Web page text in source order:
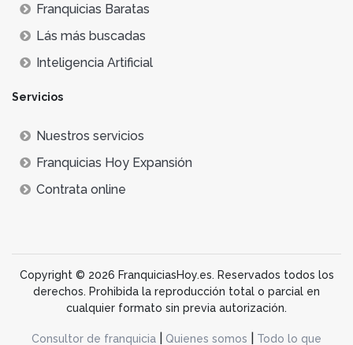
Franquicias Baratas
Lás más buscadas
Inteligencia Artificial
Servicios
Nuestros servicios
Franquicias Hoy Expansión
Contrata online
Copyright © 2026 FranquiciasHoy.es. Reservados todos los
derechos. Prohibida la reproducción total o parcial en
cualquier formato sin previa autorización.
Consultor de franquicia Quienes somos Todo lo que